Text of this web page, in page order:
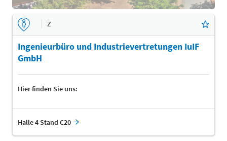
Z
Ingenieurbüro und Industrievertretungen IuIF
GmbH
Hier finden Sie uns:
Halle 4 Stand C20